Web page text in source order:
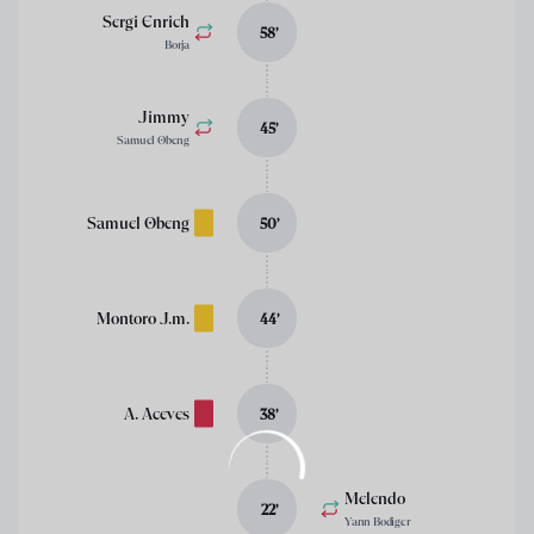
Sergi Enrich
Borja
58’
Jimmy
Samuel Obeng
45’
Samuel Obeng 50’
Montoro J.m. 44’
A. Aceves 38’
Melendo
Yann Bodiger
22’